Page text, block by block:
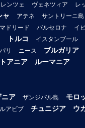
ンツェ ヴェネツィア
レ
ャ アテネ サントリーニ島
マドリード バルセロナ イ
トルコ イスタンブール
パリ ニース ブルガリア
アニア ルーマニア
ニア ザンジバル島 モロ
アビブ チュニジア
ウ